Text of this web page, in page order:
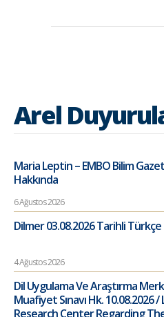
Arel
Maria Leptin – EMBO Bilim
Hakkında
6 Ağustos 2026
Dilmer 03.08.2026 Tarihli Türkçe
4 Ağustos 2026
Dil Uygulama Ve Araştırma
Muafiyet Sınavı Hk.
Research Center Regarding